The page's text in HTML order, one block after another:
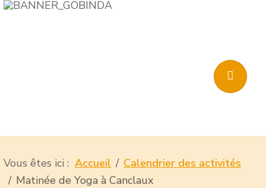
Vous êtes ici :Accueil
Calendrier des activités
Matinée de Yoga à Canclaux